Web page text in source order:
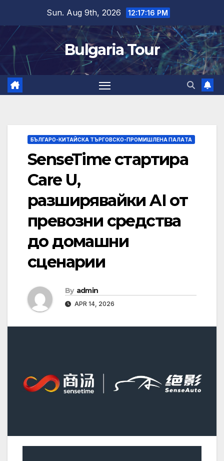
content
Sun. Aug 9th, 2026 12:17:17 PM
Bulgaria Tour
БЪЛГАРО-КИТАЙСКА ТЪРГОВСКО-ПРОМИШЛЕНА ПАЛAТА
SenseTime стартира
Care U,
разширявайки AI от
превозни средства
до домашни
сценарии
By admin
APR 14, 2026